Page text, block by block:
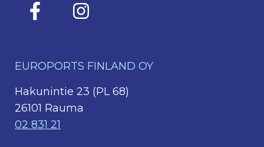
EUROPORTS FINLAND OY
Hakunintie 23 (PL 68)
26101 Rauma
02 831 21